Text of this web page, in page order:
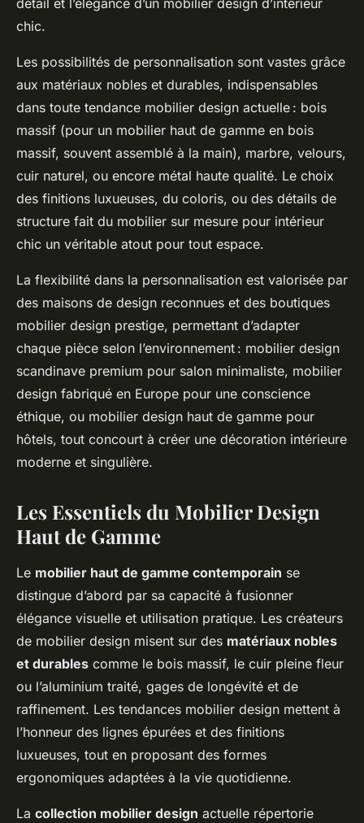
détail et l’élégance d’un mobilier design d’intérieur
chic.
Les possibilités de personnalisation sont vastes grâce
aux matériaux nobles et durables, indispensables
dans toute tendance mobilier design actuelle : bois
massif (pour un mobilier haut de gamme en bois
massif, souvent assemblé à la main), marbre, velours,
cuir naturel, ou encore métal haute qualité. Le choix
des finitions luxueuses, du coloris, ou des détails de
structure fait du mobilier sur mesure pour intérieur
chic un véritable atout pour tout espace.
La flexibilité dans la personnalisation est valorisée par
des maisons de design reconnues et des boutiques
mobilier design prestige, permettant d’adapter
chaque pièce selon l’environnement : mobilier design
scandinave premium pour salon minimaliste, mobilier
design fabriqué en Europe pour une conscience
éthique, ou mobilier design haut de gamme pour
hôtels, tout concourt à créer une décoration intérieure
moderne et singulière.
Les Essentiels du Mobilier Design
Haut de Gamme
Le mobilier haut de gamme contemporain se
distingue d’abord par sa capacité à fusionner
élégance visuelle et utilisation pratique. Les créateurs
de mobilier design misent sur des matériaux nobles
et durables comme le bois massif, le cuir pleine fleur
ou l’aluminium traité, gages de longévité et de
raffinement. Les tendances mobilier design mettent à
l’honneur des lignes épurées et des finitions
luxueuses, tout en proposant des formes
ergonomiques adaptées à la vie quotidienne.
La collection mobilier design actuelle répertorie